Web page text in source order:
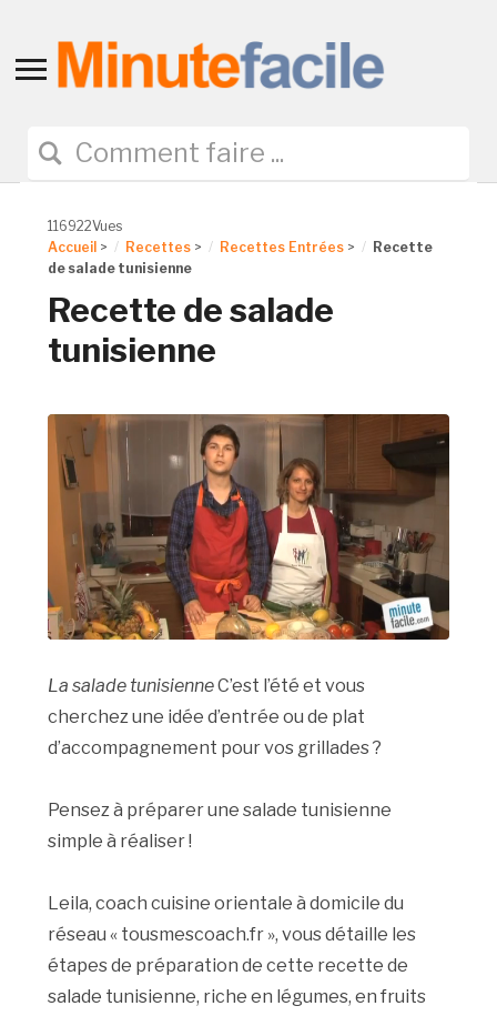
Toggle
navigation
116922Vues
Accueil > Recettes > Recettes Entrées >
Recette
de salade tunisienne
Recette de salade
tunisienne
La salade tunisienneC’est l’été et vous
cherchez une idée d’entrée ou de plat
d’accompagnement pour vos grillades ?
Pensez à préparer une salade tunisienne
simple à réaliser !
Leila, coach cuisine orientale à domicile du
réseau « tousmescoach.fr », vous détaille les
étapes de préparation de cette recette de
salade tunisienne, riche en légumes, en fruits